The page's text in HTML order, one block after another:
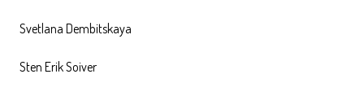
Svetlana Dembitskaya
Sten Erik Soiver